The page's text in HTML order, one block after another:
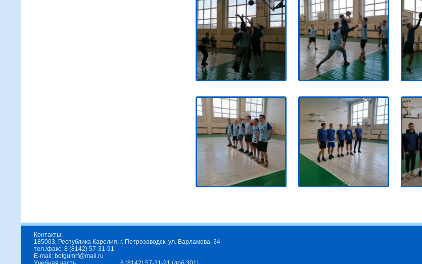
Контакты:
185003, Республика Карелия, г. Петрозаводск, ул. Варламова, 34
тел./факс: 8 (8142) 57-31-91
E-mail: bofgumrf@mail.ru